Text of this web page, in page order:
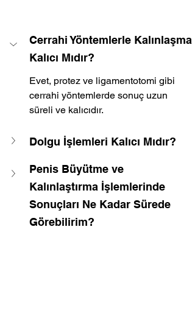
Cerrahi Yöntemlerle Kalınlaşma
Kalıcı Mıdır?
Evet, protez ve ligamentotomi gibi
cerrahi yöntemlerde sonuç uzun
süreli ve kalıcıdır.
Dolgu İşlemleri Kalıcı Mıdır?
Penis Büyütme ve
Kalınlaştırma İşlemlerinde
Sonuçları Ne Kadar Sürede
Görebilirim?